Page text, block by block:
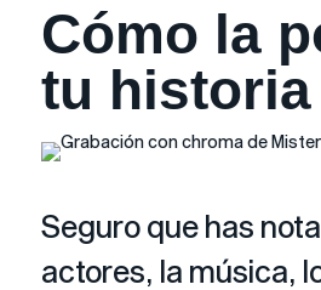
Cómo la
tu historia
Seguro que has
actores, la música,